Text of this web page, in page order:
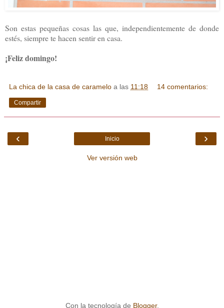
Son estas pequeñas cosas las que, independientemente de donde
estés, siempre te hacen sentir en casa.
¡Feliz domingo!
La chica de la casa de caramelo a las 11:18 14 comentarios:
Compartir
‹ ›
Inicio
Ver versión web
Con la tecnología de Blogger.